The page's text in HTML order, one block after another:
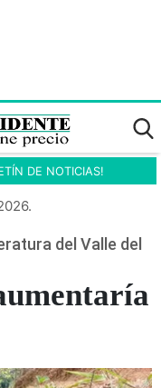
DE NOTICIAS!
del Valle del